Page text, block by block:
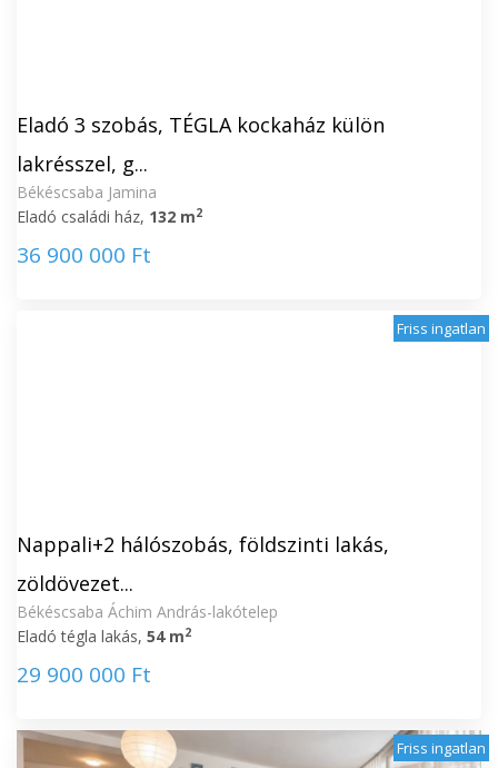
Eladó 3 szobás, TÉGLA kockaház külön
lakrésszel, g...
Békéscsaba Jamina
Eladó családi ház, 132 m2
36 900 000 Ft
Friss ingatlan
Nappali+2 hálószobás, földszinti lakás,
zöldövezet...
Békéscsaba Áchim András-lakótelep
Eladó tégla lakás, 54 m2
29 900 000 Ft
Friss ingatlan